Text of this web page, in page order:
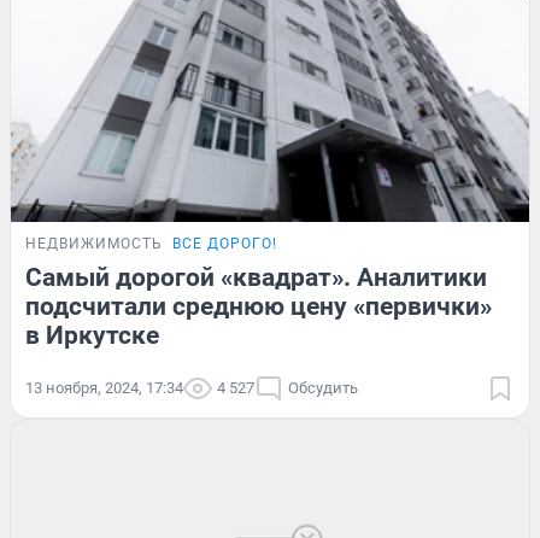
НЕДВИЖИМОСТЬ ВСЕ ДОРОГО!
Самый дорогой «квадрат». Аналитики
подсчитали среднюю цену «первички»
в Иркутске
13 ноября, 2024, 17:34 4 527 Обсудить